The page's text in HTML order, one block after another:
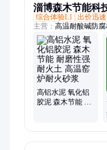
淄博森木节能科
综合体验L1 出价迅速
主营： 高温耐酸碱防
高温防腐涂料、各种
料、耐酸砖
高铝水泥 氧化铝
胶泥 森木节能 耐